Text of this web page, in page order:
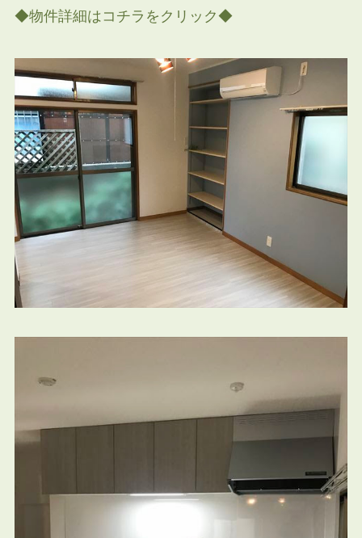
◆物件詳細はコチラをクリック◆